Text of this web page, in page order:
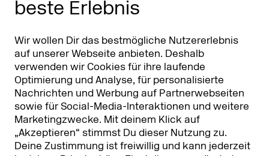
beste Erlebnis
Wir wollen Dir das bestmögliche Nutzererlebnis
auf unserer Webseite anbieten. Deshalb
verwenden wir Cookies für ihre laufende
Optimierung und Analyse, für personalisierte
Nachrichten und Werbung auf Partnerwebseiten
sowie für Social-Media-Interaktionen und weitere
Marketingzwecke. Mit deinem Klick auf
„Akzeptieren“ stimmst Du dieser Nutzung zu.
Deine Zustimmung ist freiwillig und kann jederzeit
in deinen Privatsphäre-Einstellungen
geändert
Partner
Partner & Sponsoren DMEXCO Asia
Koelnmesse GmbH
T. +49 221 821 2020